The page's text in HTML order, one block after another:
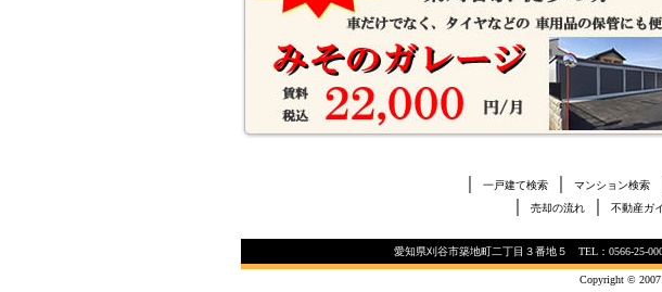
一戸建て検索 マンション検索
売却の流れ 不動産ガ
愛知県刈谷市築地町二丁目３番地５ TEL：0566-
Copyright © 2007